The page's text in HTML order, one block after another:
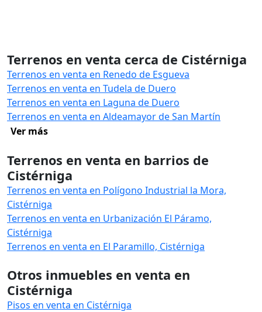
Terrenos en venta cerca de Cistérniga
Terrenos en venta en Renedo de Esgueva
Terrenos en venta en Tudela de Duero
Terrenos en venta en Laguna de Duero
Terrenos en venta en Aldeamayor de San Martín
Ver más
Terrenos en venta en barrios de
Cistérniga
Terrenos en venta en Polígono Industrial la Mora,
Cistérniga
Terrenos en venta en Urbanización El Páramo,
Cistérniga
Terrenos en venta en El Paramillo, Cistérniga
Otros inmuebles en venta en
Cistérniga
Pisos en venta en Cistérniga